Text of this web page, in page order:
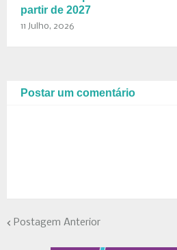
partir de 2027
11 Julho, 2026
Postar um comentário
Postagem Anterior